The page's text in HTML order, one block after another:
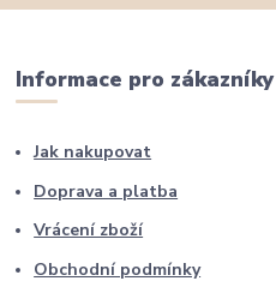
Informace pro zákazníky
Jak nakupovat
Doprava a platba
Vrácení zboží
Obchodní podmínky